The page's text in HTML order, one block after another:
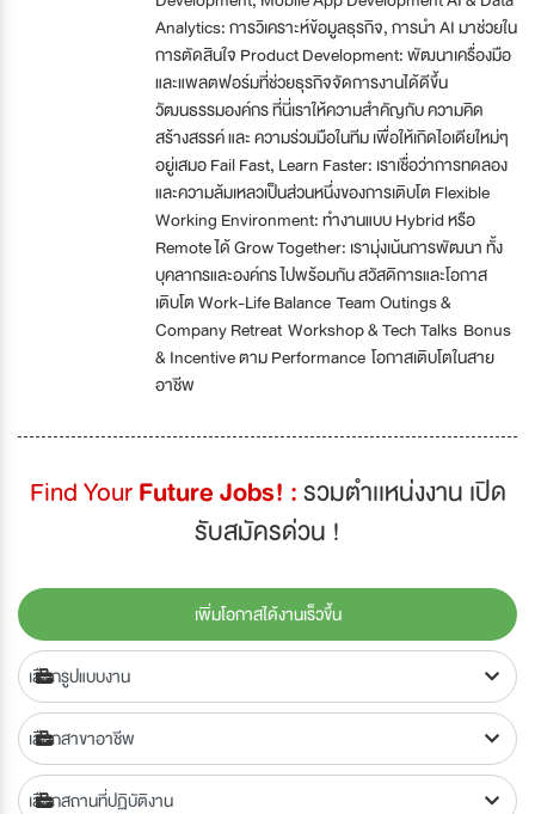
Analytics: การวิเคราะห์ข้อมูลธุรกิจ, การนำ AI มาช่วยใน
การตัดสินใจ Product Development: พัฒนาเครื่องมือ
และแพลตฟอร์มที่ช่วยธุรกิจจัดการงานได้ดีขึ้น
วัฒนธรรมองค์กร ที่นี่เราให้ความสำคัญกับ ความคิด
สร้างสรรค์ และ ความร่วมมือในทีม เพื่อให้เกิดไอเดียใหม่ๆ
อยู่เสมอ Fail Fast, Learn Faster: เราเชื่อว่าการทดลอง
และความล้มเหลวเป็นส่วนหนึ่งของการเติบโต Flexible
Working Environment: ทำงานแบบ Hybrid หรือ
Remote ได้ Grow Together: เรามุ่งเน้นการพัฒนา ทั้ง
บุคลากรและองค์กร ไปพร้อมกัน สวัสดิการและโอกาส
เติบโต Work-Life Balance Team Outings &
Company Retreat Workshop & Tech Talks Bonus
& Incentive ตาม Performance โอกาสเติบโตในสาย
อาชีพ
Find YourFuture Jobs! :รวมตำเเหน่งงาน เปิด
รับสมัครด่วน !
เพิ่มโอกาสได้งานเร็วขึ้น